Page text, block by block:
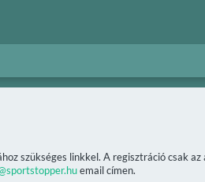
szükséges linkkel. A regisztráció csak
email címen.